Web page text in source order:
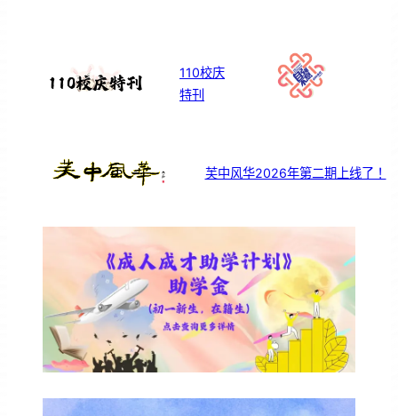
110校庆
特刊
芙中风华2026年第二期上线了！